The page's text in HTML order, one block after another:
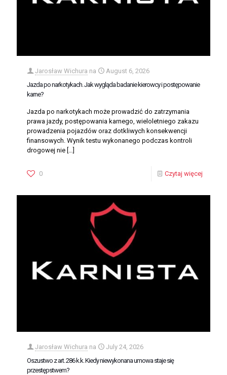
Jarosław Wichura na
August 6, 2026
Jazda po narkotykach. Jak wygląda badanie kierowcy i postępowanie
karne?
Jazda po narkotykach może prowadzić do zatrzymania
prawa jazdy, postępowania karnego, wieloletniego zakazu
prowadzenia pojazdów oraz dotkliwych konsekwencji
finansowych. Wynik testu wykonanego podczas kontroli
drogowej nie
0 Czytaj więcej
Jarosław Wichura na
July 24, 2026
Oszustwo z art. 286 k.k. Kiedy niewykonana umowa staje się
przestępstwem?